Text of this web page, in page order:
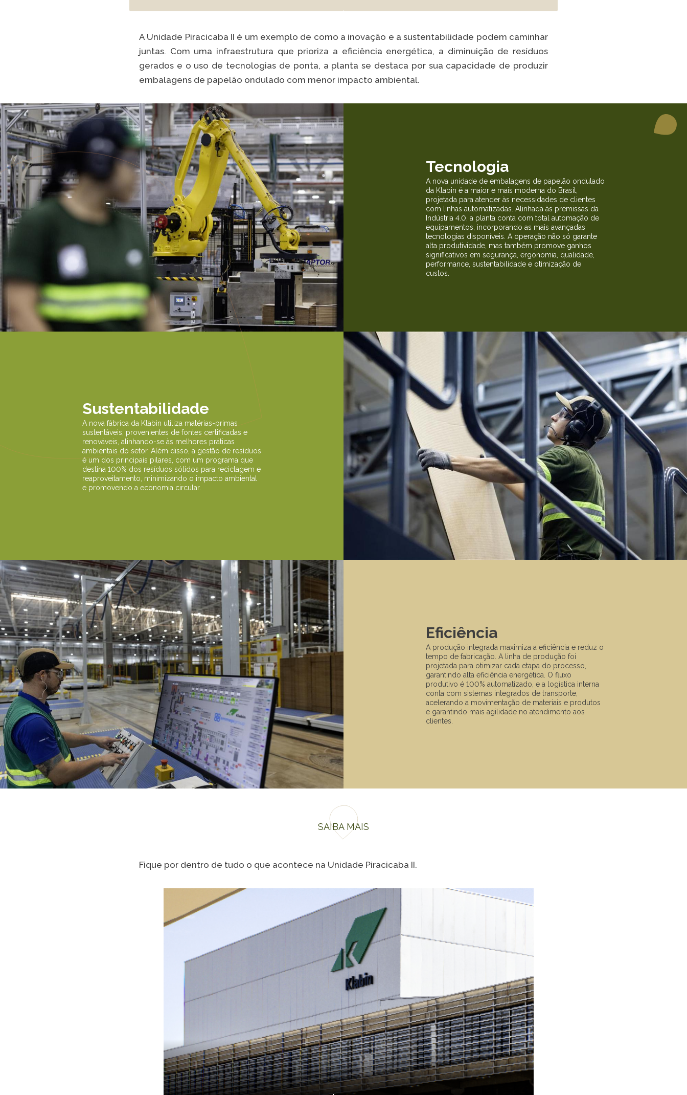
A Unidade Piracicaba II é um exemplo de como a inovação e a sustentabilidade podem caminhar
juntas. Com uma infraestrutura que prioriza a eficiência energética, a diminuição de resíduos
gerados e o uso de tecnologias de ponta, a planta se destaca por sua capacidade de produzir
embalagens de papelão ondulado com menor impacto ambiental.
Tecnologia
A nova unidade de embalagens de papelão ondulado
da Klabin é a maior e mais moderna do Brasil,
projetada para atender às necessidades de clientes
com linhas automatizadas. Alinhada às premissas da
Indústria 4.0, a planta conta com total automação de
equipamentos, incorporando as mais avançadas
tecnologias disponíveis. A operação não só garante
alta produtividade, mas também promove ganhos
significativos em segurança, ergonomia, qualidade,
performance, sustentabilidade e otimização de
custos.
Sustentabilidade
A nova fábrica da Klabin utiliza matérias-primas
sustentáveis, provenientes de fontes certificadas e
renováveis, alinhando-se às melhores práticas
ambientais do setor. Além disso, a gestão de resíduos
é um dos principais pilares, com um programa que
destina 100% dos resíduos sólidos para reciclagem e
reaproveitamento, minimizando o impacto ambiental
e promovendo a economia circular.
Eficiência
A produção integrada maximiza a eficiência e reduz o
tempo de fabricação. A linha de produção foi
projetada para otimizar cada etapa do processo,
garantindo alta eficiência energética. O fluxo
produtivo é 100% automatizado, e a logística interna
conta com sistemas integrados de transporte,
acelerando a movimentação de materiais e produtos
e garantindo mais agilidade no atendimento aos
clientes.
SAIBA MAIS
Fique por dentro de tudo o que acontece na Unidade Piracicaba II.